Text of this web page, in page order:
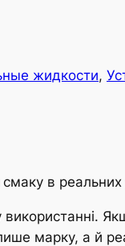
жидкости,
в
марку, а й